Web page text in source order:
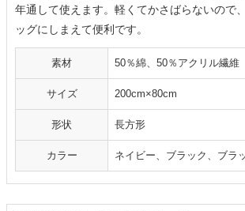
年通して使えます。軽くてかさばらないので
ッグにしまえて便利です。
素材 50％綿、50％アクリル繊維
サイズ 200cm×80cm
形状 長方形
カラー ネイビー、ブラック、ブラ